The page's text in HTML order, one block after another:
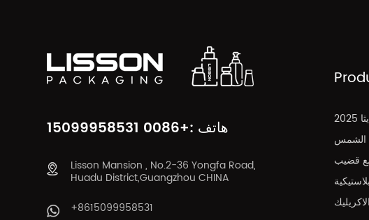
هاتف :+0086 15099958531
Lisson Mansion , No.2-36 Yongfa Road,
Huadu District,Guangzhou CHINA
+8615099958531
الشمس
قضيب